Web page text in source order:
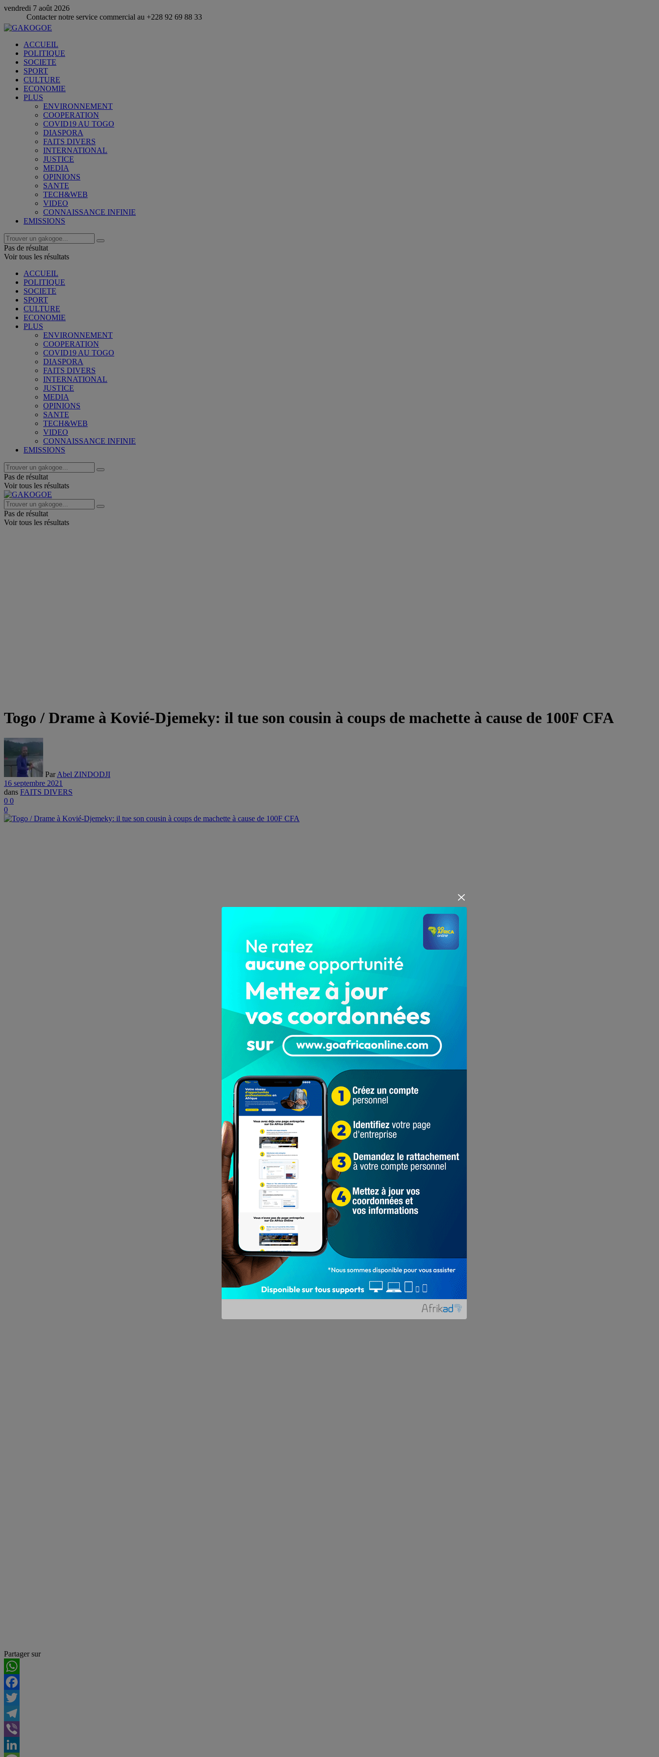
vendredi 7 août 2026
notre service commercial au +228 92 69 88 33
ACCUEIL
POLITIQUE
SOCIETE
SPORT
CULTURE
ECONOMIE
PLUS
ENVIRONNEMENT
COOPERATION
COVID19 AU TOGO
DIASPORA
FAITS DIVERS
INTERNATIONAL
JUSTICE
MEDIA
OPINIONS
SANTE
TECH&WEB
VIDEO
CONNAISSANCE INFINIE
EMISSIONS
Pas de résultat
Voir tous les résultats
ACCUEIL
POLITIQUE
SOCIETE
SPORT
CULTURE
ECONOMIE
PLUS
ENVIRONNEMENT
COOPERATION
COVID19 AU TOGO
DIASPORA
FAITS DIVERS
INTERNATIONAL
JUSTICE
MEDIA
OPINIONS
SANTE
TECH&WEB
VIDEO
CONNAISSANCE INFINIE
EMISSIONS
Pas de résultat
Voir tous les résultats
Pas de résultat
Voir tous les résultats
Togo / Drame à Kovié-Djemeky: il tue son cousin à coups de machette à cause de 100F CFA
Par Abel ZINDODJI
16 septembre 2021
dans FAITS DIVERS
0 0
0
Partager sur
WhatsApp
Facebook
Twitter
Telegram
Viber